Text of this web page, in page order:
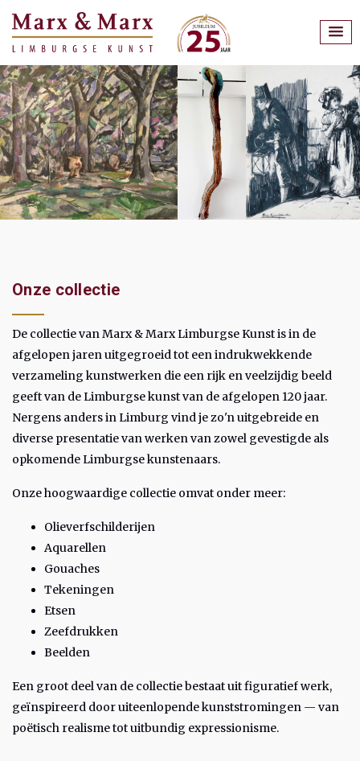
Onze collectie
De collectie van Marx & Marx Limburgse Kunst is in de
afgelopen jaren uitgegroeid tot een indrukwekkende
verzameling kunstwerken die een rijk en veelzijdig beeld
geeft van de Limburgse kunst van de afgelopen 120 jaar.
Nergens anders in Limburg vind je zo'n uitgebreide en
diverse presentatie van werken van zowel gevestigde als
opkomende Limburgse kunstenaars.
Onze hoogwaardige collectie omvat onder meer:
Olieverfschilderijen
Aquarellen
Gouaches
Tekeningen
Etsen
Zeefdrukken
Beelden
Een groot deel van de collectie bestaat uit figuratief werk,
geïnspireerd door uiteenlopende kunststromingen — van
poëtisch realisme tot uitbundig expressionisme.